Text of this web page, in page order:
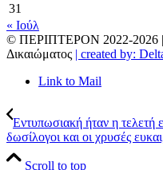
31
« Ιούλ
© ΠΕΡΙΠΤΕΡΟΝ 2022-2026
Δικαιώματος | created by:
Link to Mail
Εντυπωσιακή ήταν η τελετή
δωσίλογοι και οι χρυσές
Scroll to top